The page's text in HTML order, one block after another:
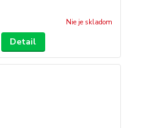
Nie je skladom
Detail